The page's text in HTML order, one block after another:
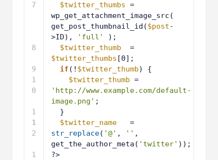
7
8
9
1
0
1
1
1
2
1
$twitter_thumbs =
wp_get_attachment_image_src(
get_post_thumbnail_id($post-
>ID),
'full'
);
$twitter_thumb
$twitter_thumbs [0];
if (! $twitter_thumb) {
$twitter_thumb
'http://www.example.com/default-
image.png' ;
}
$twitter_name
str_replace( '@' , '' ,
get_the_author_meta( 'twitter' ));
?>